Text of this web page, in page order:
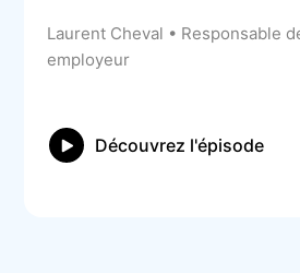
Laurent Cheval • Responsable
employeur
Découvrez l'épisode